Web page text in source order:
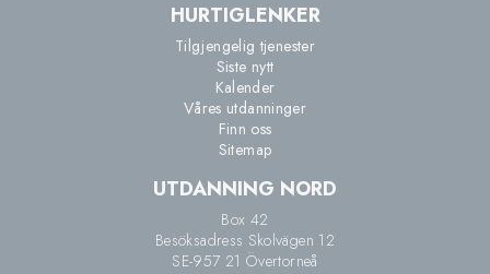
HURTIGLENKER
Tilgjengelig tjenester
Siste nytt
Kalender
Våres utdanninger
Finn oss
Sitemap
UTDANNING NORD
Box 42
Besöksadress Skolvägen 12
SE-957 21 Övertorneå